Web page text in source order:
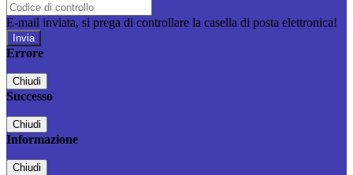
E-mail inviata, si prega di controllare la casella di posta elettronica!
Errore
Chiudi
Successo
Chiudi
Informazione
Chiudi